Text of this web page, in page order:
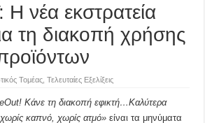
νέα εκστρατεία
τη διακοπή χρήσης
Τομέας ,Τελευταίες Εξελίξεις
Κάνε τη διακοπή εφικτή…Καλύτερα
καπνό, χωρίς ατμό»είναι τα μηνύματα